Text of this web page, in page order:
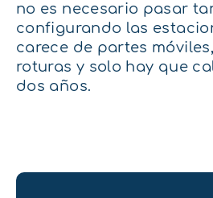
no es necesario pasar
configurando las
carece de partes
roturas y solo hay que
dos años.